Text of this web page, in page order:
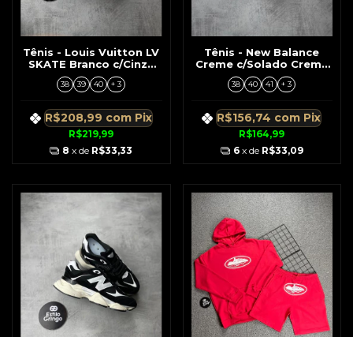
Tênis - Louis Vuitton LV
SKATE Branco c/Cinza
Premium
38 39 40 + 3
R$219,99
R$208,99 com Pix
8 x de R$33,33
Tênis - New Balance
Creme c/Solado Creme
Detalhe Marrom
38 40 41 + 3
R$164,99
R$156,74 com Pix
6 x de R$33,09